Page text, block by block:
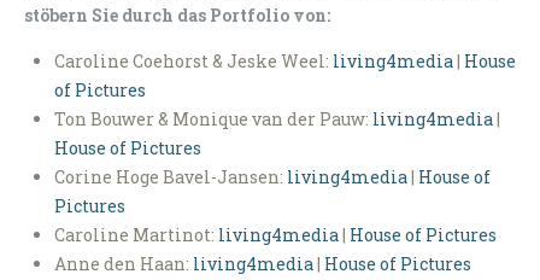
stöbern Sie durch das Portfolio von:
Caroline Coehorst & Jeske Weel: living4media| House
of Pictures
Ton Bouwer & Monique van der Pauw: living4media|
House of Pictures
Corine Hoge Bavel-Jansen: living4media| House of
Pictures
Caroline Martinot: living4media| House of Pictures
Anne den Haan: living4media| House of Pictures